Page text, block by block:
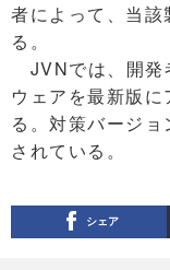
者によって、当
る。
JVNでは、開発
ウェアを最新版
る。対策バージ
されている。
シェア